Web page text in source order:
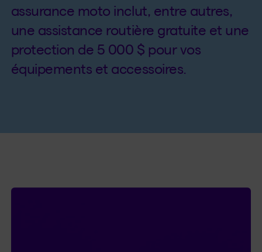
assurance moto inclut, entre autres,
une assistance routière gratuite et une
protection de 5 000 $ pour vos
équipements et accessoires.